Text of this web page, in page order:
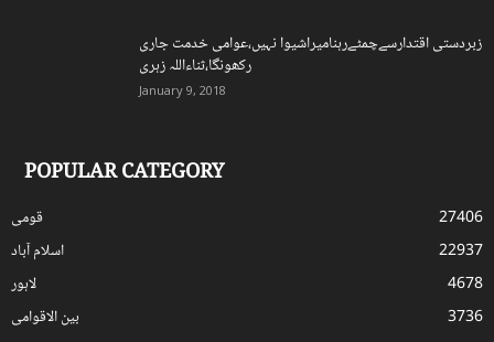
زبردستی اقتدارسےچمٹےرہنامیراشیوا نہیں،عوامی خدمت جاری
رکھونگا،ثناءاللہ زہری
January 9, 2018
POPULAR CATEGORY
قومی
27406
اسلام آباد
22937
لاہور
4678
بین الاقوامی
3736